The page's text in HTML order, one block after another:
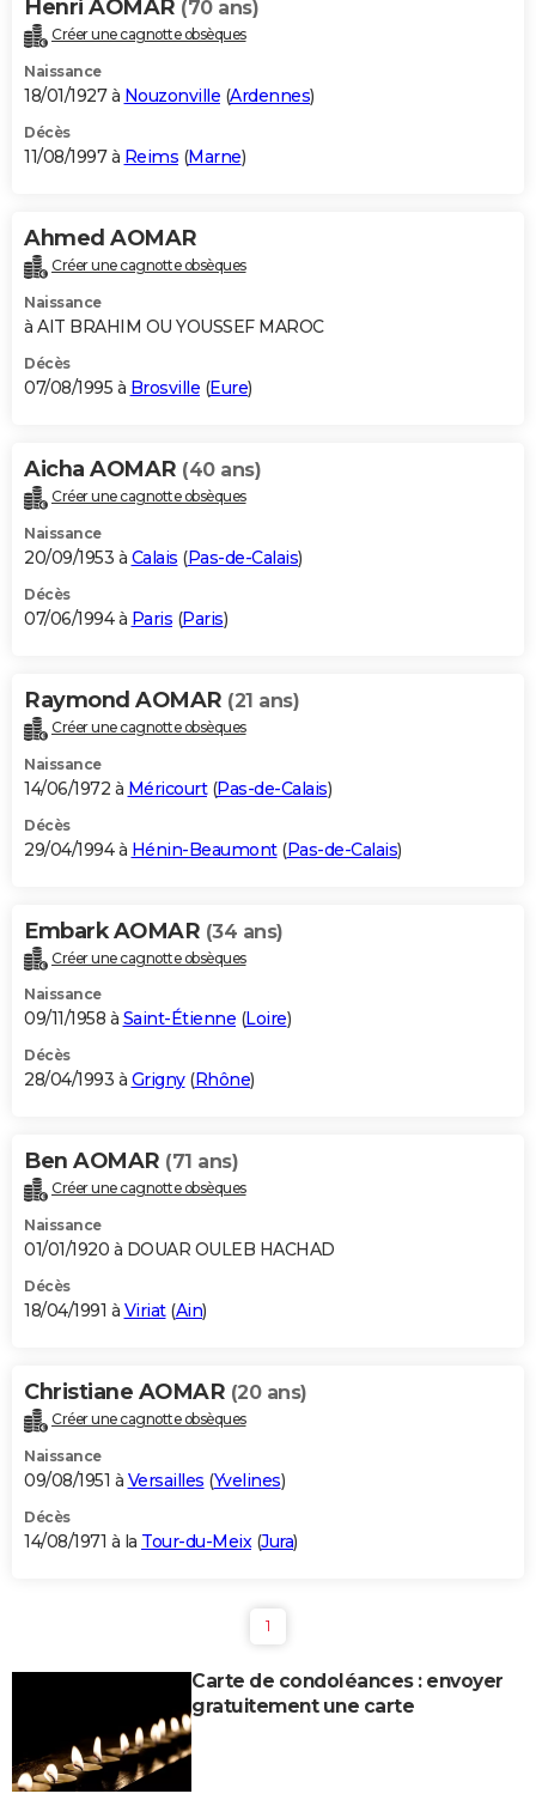
Henri AOMAR (70 ans)
Créer une cagnotte obsèques
Naissance
18/01/1927 à Nouzonville (Ardennes)
Décès
11/08/1997 à Reims (Marne)
Ahmed AOMAR
Créer une cagnotte obsèques
Naissance
à AIT BRAHIM OU YOUSSEF MAROC
Décès
07/08/1995 à Brosville (Eure)
Aicha AOMAR (40 ans)
Créer une cagnotte obsèques
Naissance
20/09/1953 à Calais (Pas-de-Calais)
Décès
07/06/1994 à Paris (Paris)
Raymond AOMAR (21 ans)
Créer une cagnotte obsèques
Naissance
14/06/1972 à Méricourt(Pas-de-Calais)
Décès
29/04/1994 à Hénin-Beaumont(Pas-de-Calais)
Embark AOMAR (34 ans)
Créer une cagnotte obsèques
Naissance
09/11/1958 à Saint-Étienne (Loire)
Décès
28/04/1993 à Grigny(Rhône)
Ben AOMAR (71 ans)
Créer une cagnotte obsèques
Naissance
01/01/1920 à DOUAR OULEB HACHAD
Décès
18/04/1991 à Viriat(Ain)
Christiane AOMAR (20 ans)
Créer une cagnotte obsèques
Naissance
09/08/1951 à Versailles (Yvelines)
Décès
14/08/1971 à la Tour-du-Meix(Jura)
1
Carte de condoléances : envoyer
gratuitement une carte